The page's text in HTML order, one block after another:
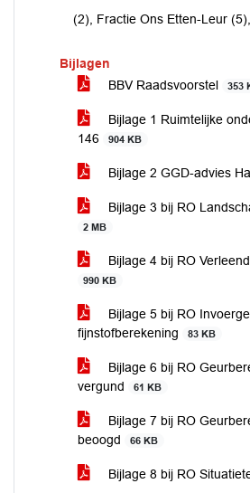
(2), Fractie Ons Etten-Leur
Bijlagen
BBV Raadsvoorstel
353
Bijlage 1 Ruimtelijke
146
904 KB
Bijlage 2 GGD-advies
Bijlage 3 bij RO
2 MB
Bijlage 4 bij RO
990 KB
Bijlage 5 bij RO
fijnstofberekening
83 KB
Bijlage 6 bij RO
vergund
61 KB
Bijlage 7 bij RO
beoogd
66 KB
Bijlage 8 bij RO